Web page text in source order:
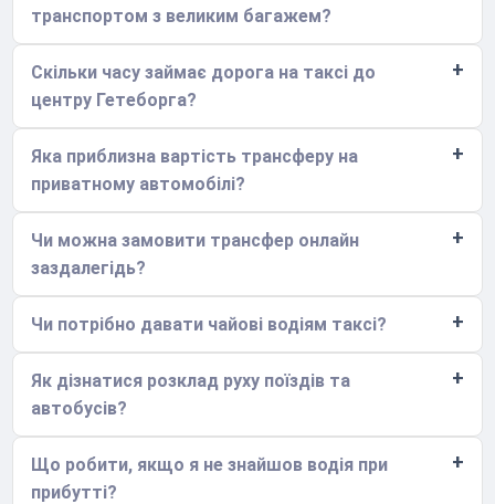
транспортом з великим багажем?
Скільки часу займає дорога на таксі до
центру Гетеборга?
Яка приблизна вартість трансферу на
приватному автомобілі?
Чи можна замовити трансфер онлайн
заздалегідь?
Чи потрібно давати чайові водіям таксі?
Як дізнатися розклад руху поїздів та
автобусів?
Що робити, якщо я не знайшов водія при
прибутті?